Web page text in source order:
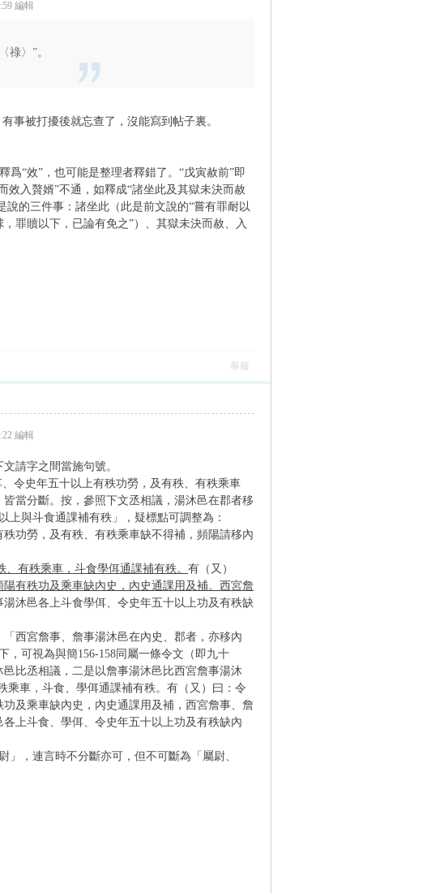
編輯
祿〉”。
事被打擾後就忘查了，沒能寫到帖子裏。
爲“效”，也可能是整理者釋錯了。“戊寅赦前”即
效入贅婿”不通，如釋成“諸坐此及其獄未決而赦
說的三件事：諸坐此（此是前文說的“嘗有罪耐以
罪贖以下，已論有免之”）、其獄未決而赦、入
舉報
編輯
請字之間當施句號。
令史年五十以上有秩功勞，及有秩、有秩乘車
當分斷。按，參照下文丞相議，湯沐邑在郡者移
上與斗食通課補有秩」，疑標點可調整為：
功勞，及有秩、有秩乘車缺不得補，頻陽請移內
、有秩乘車，斗食學佴通課補有秩。 有（又）
陽有秩功及乘車缺內史，內史通課用及補。西宮詹
湯沐邑各上斗食學佴、令史年五十以上功及有秩缺
西宮詹事、詹事湯沐邑在內史、郡者，亦移內
，可視為與簡156-158同屬一條令文（即九十
比丞相議，二是以詹事湯沐邑比西宮詹事湯沐
乘車，斗食、學佴通課補有秩。有（又）曰：令
及乘車缺內史，內史通課用及補，西宮詹事、詹
上斗食、學佴、令史年五十以上功及有秩缺內
，連言時不分斷亦可，但不可斷為「屬尉、